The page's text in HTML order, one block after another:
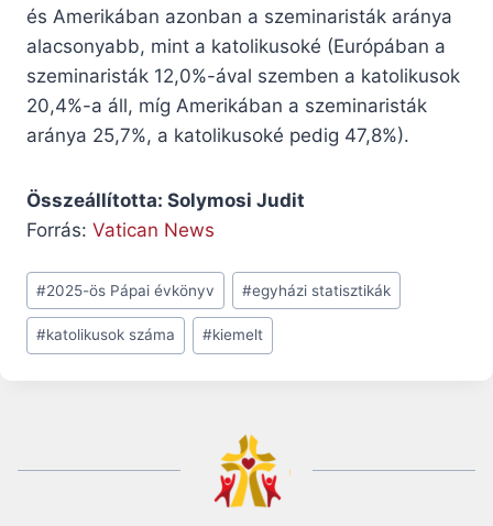
és Amerikában azonban a szeminaristák aránya
alacsonyabb, mint a katolikusoké (Európában a
szeminaristák 12,0%-ával szemben a katolikusok
20,4%-a áll, míg Amerikában a szeminaristák
aránya 25,7%, a katolikusoké pedig 47,8%).
Összeállította: Solymosi Judit
Forrás: Vatican News
Post
Tags:
#2025-ös Pápai évkönyv #egyházi statisztikák
#katolikusok száma #kiemelt